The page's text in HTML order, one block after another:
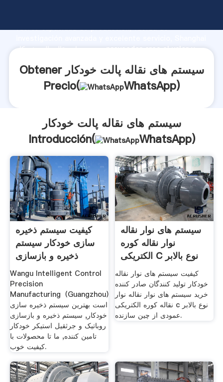
fuerte capacidad de producción, fuerza de
سیستم های نقاله پالت خودکار proveedor crea el valor y
Obtener سیستم های نقاله پالت خودکار
Precio(
WhatsApp)
سیستم های نقاله پالت خودکار
Introducción(
WhatsApp)
کیفیت سیستم ذخیره
سازی خودکار سیستم
ذخیره و بازسازی
Wangu Intelligent Control
Precision
Manufacturing（Guangzhou）
است بهترین سیستم ذخیره سازی
خودکار, سیستم ذخیره و بازسازی
روباتیک و جرثقیل استیکر خودکار
تامین کننده, ما تا محصولات با
کیفیت خوب.
سیستم های نوار نقاله
نوار نقاله کوره
الکتریکی C نوع بالابر
کیفیت سیستم های نوار نقاله
خودکار تولید کنندگان صادر کننده
خرید سیستم های نوار نقاله نوار
نقاله کوره الکتریکی c نوع بالابر
عمودی از چین سازنده.